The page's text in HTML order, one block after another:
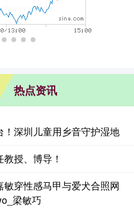
热点资讯
深圳儿童用乡音守护湿地
授、博导！
穿性感马甲与爱犬合照网
梁敏巧